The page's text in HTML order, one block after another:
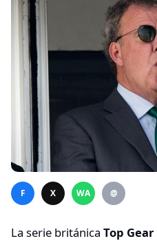
F X WA @
La serie británica Top Gear